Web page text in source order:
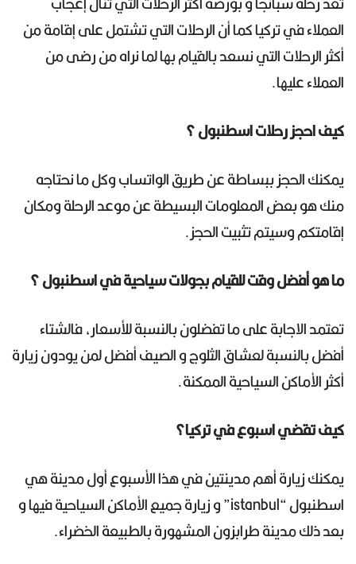
العملاء في تركيا كما أن الرحلات التي تشتمل على إقامة من
أكثر الرحلات التي نسعد بالقيام بها لما نراه من رضى من
العملاء عليها.
كيف احجز رحلات اسطنبول ؟
يمكنك الحجز ببساطة عن طريق الواتساب وكل ما نحتاجه
منك هو بعض المعلومات البسيطة عن موعد الرحلة ومكان
إقامتكم وسيتم تثبيت الحجز.
ما هو أفضل وقت للقيام بجولات سياحية في اسطنبول ؟
تعتمد الاجابة على ما تفضلون بالنسبة للأسعار، فالشتاء
أفضل بالنسبة لعشاق الثلوج و الصيف أفضل لمن يودون زيارة
أكثر الأماكن السياحية الممكنة.
كيف تقضي اسبوع في تركيا؟
يمكنك زيارة أهم مدينتين في هذا الأسبوع أول مدينة هي
اسطنبول “istanbul” و زيارة جميع الأماكن السياحية فيها و
بعد ذلك مدينة طرابزون المشهورة بالطبيعة الخضراء.